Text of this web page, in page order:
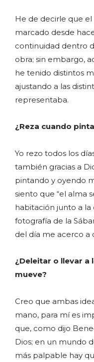
He de decirle que
marcado desde
continuidad dentro
obra; sin embargo,
he tenido distintos
ajustando a las
representaba.
¿Reza cuando
Yo rezo todos los
también gracias a
pintando y oyendo
siento que “el alma
habitación junto a
fotografía de la
del día me acerco a
¿Deleitar o llevar a
mueve?
Creo que ambas
mano, para mí es
que, como dijo
Dios; en un mundo
más palpable hay